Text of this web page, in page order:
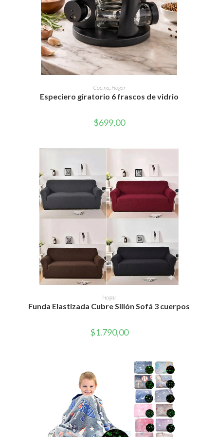
AÑADIR AL CARRITO
Cocina Hogar
Especiero giratorio 6 frascos de vidrio
$699,00
SELECCIONAR OPCIONES
Este
tiene
múltiples
opciones
se
producto
Hogar
Funda Elastizada Cubre Sillón Sofá 3 cuerpos
$1.790,00